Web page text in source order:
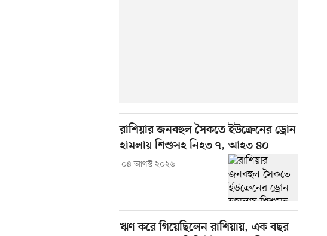
রাশিয়ার জনবহুল সৈকতে ইউক্রেনের ড্রোন
হামলায় শিশুসহ নিহত ৭, আহত ৪০
০৪ আগস্ট ২০২৬
ঋণ করে গিয়েছিলেন রাশিয়ায়, এক বছর